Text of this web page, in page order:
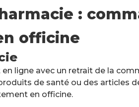
:
officine
ligne avec un retrait de la
de santé ou des articles
en officine.